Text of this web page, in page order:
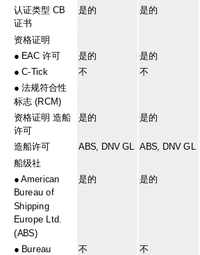
认证类型 CB
证书
是的 是的
资格证明
● EAC 许可 是的 是的
●C-Tick 不 不
●法规符合性
标志 (RCM)
资格证明 造船
许可
是的 是的
造船许可 ABS, DNV GL ABS, DNV GL
船级社
●American
Bureau of
Shipping
Europe Ltd.
(ABS)
是的 是的
● Bureau
不 不